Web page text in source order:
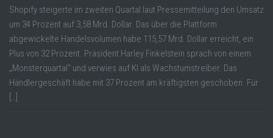
Shopify steigerte im zweiten Quartal laut Pressemitteilung den Umsatz
um 34 Prozent auf 3,58 Mrd. Dollar. Das über die Plattform
abgewickelte Handelsvolumen habe 115,57 Mrd. Dollar erreicht, ein
Plus von 32 Prozent. Präsident Harley Finkelstein sprach von einem
„Monsterquartal“ und verwies auf KI als Wachstumstreiber. Das
Händlergeschäft habe mit 37 Prozent am kräftigsten geschoben. Für
[…]